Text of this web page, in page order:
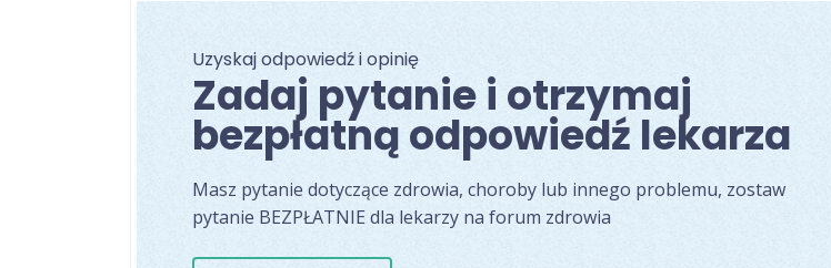
Uzyskaj odpowiedź i opinię
Zadaj pytanie i otrzymaj
bezpłatną odpowiedź lekarza
Masz pytanie dotyczące zdrowia, choroby lub innego problemu, zostaw
pytanie BEZPŁATNIE dla lekarzy na forum zdrowia